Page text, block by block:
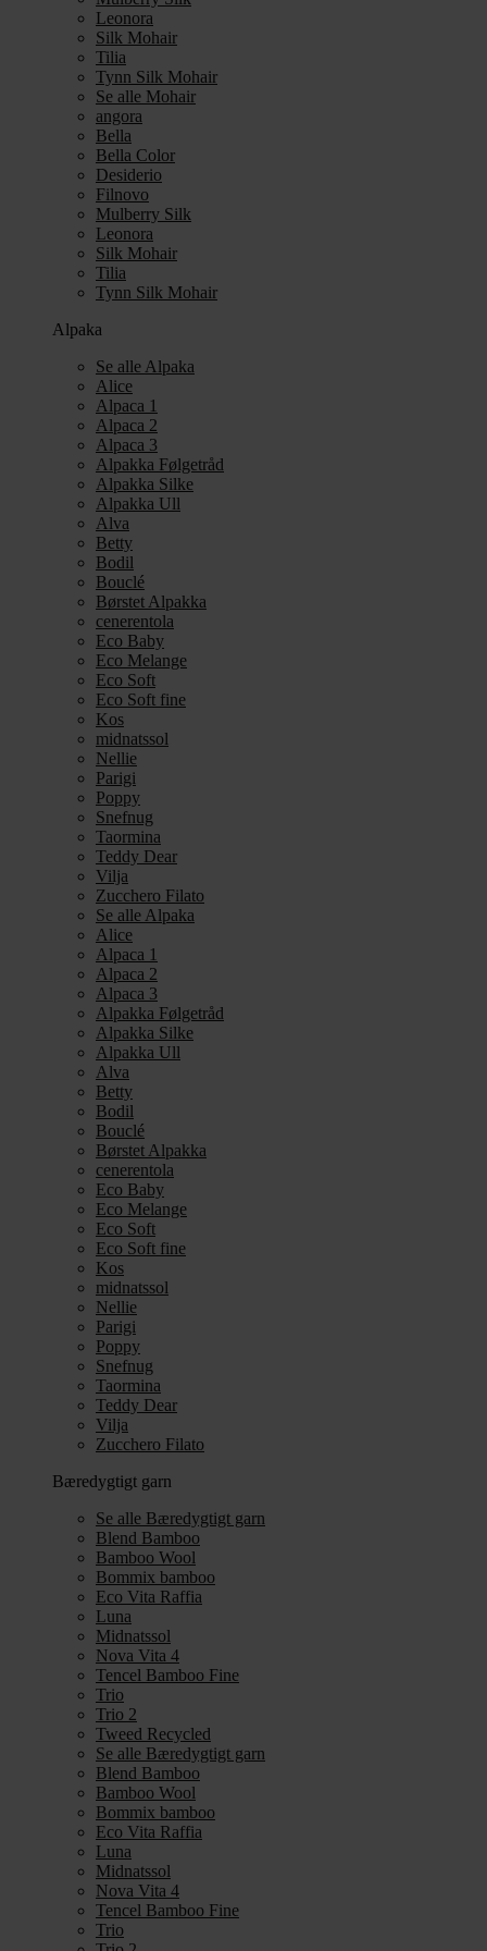
Leonora
Silk Mohair
Tilia
Tynn Silk Mohair
Se alle Mohair
angora
Bella
Bella Color
Desiderio
Filnovo
Mulberry Silk
Leonora
Silk Mohair
Tilia
Tynn Silk Mohair
Alpaka
Se alle Alpaka
Alice
Alpaca 1
Alpaca 2
Alpaca 3
Alpakka Følgetråd
Alpakka Silke
Alpakka Ull
Alva
Betty
Bodil
Bouclé
Børstet Alpakka
cenerentola
Eco Baby
Eco Melange
Eco Soft
Eco Soft fine
Kos
midnatssol
Nellie
Parigi
Poppy
Snefnug
Taormina
Teddy Dear
Vilja
Zucchero Filato
Se alle Alpaka
Alice
Alpaca 1
Alpaca 2
Alpaca 3
Alpakka Følgetråd
Alpakka Silke
Alpakka Ull
Alva
Betty
Bodil
Bouclé
Børstet Alpakka
cenerentola
Eco Baby
Eco Melange
Eco Soft
Eco Soft fine
Kos
midnatssol
Nellie
Parigi
Poppy
Snefnug
Taormina
Teddy Dear
Vilja
Zucchero Filato
Bæredygtigt garn
Se alle Bæredygtigt garn
Blend Bamboo
Bamboo Wool
Bommix bamboo
Eco Vita Raffia
Luna
Midnatssol
Nova Vita 4
Tencel Bamboo Fine
Trio
Trio 2
Tweed Recycled
Se alle Bæredygtigt garn
Blend Bamboo
Bamboo Wool
Bommix bamboo
Eco Vita Raffia
Luna
Midnatssol
Nova Vita 4
Tencel Bamboo Fine
Trio